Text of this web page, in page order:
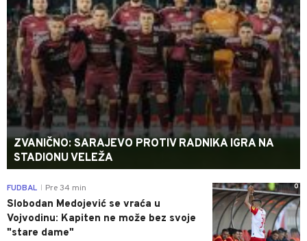
ZVANIČNO: SARAJEVO PROTIV RADNIKA IGRA NA
STADIONU VELEŽA
0
FUDBAL Pre 34 min
Slobodan Medojević se vraća u
Vojvodinu: Kapiten ne može bez svoje
"stare dame"